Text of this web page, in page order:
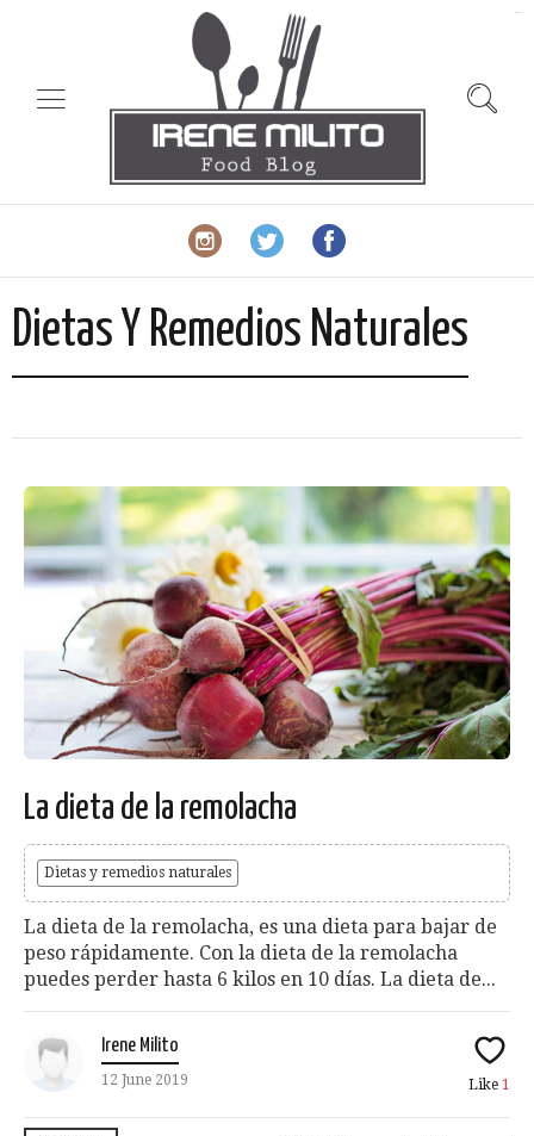
Dietas Y Remedios Naturales
La dieta de la remolacha
Dietas y remedios naturales
La dieta de la remolacha, es una dieta para bajar de
peso rápidamente. Con la dieta de la remolacha
puedes perder hasta 6 kilos en 10 días. La dieta de...
Irene Milito
12 June 2019 Like 1